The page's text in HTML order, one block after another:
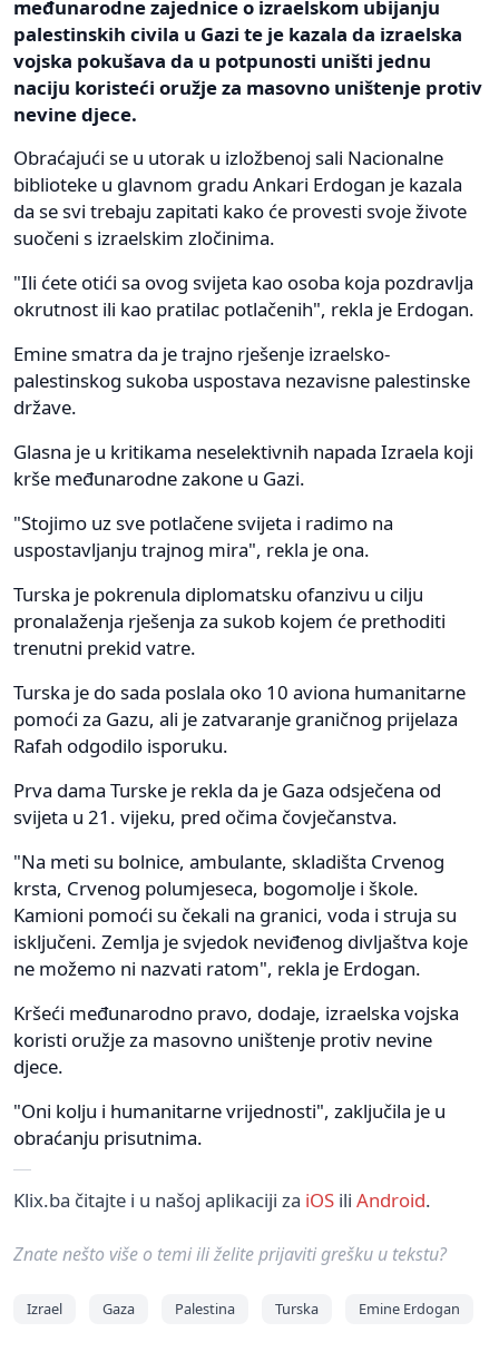
međunarodne zajednice o izraelskom ubijanju
palestinskih civila u Gazi te je kazala da izraelska
vojska pokušava da u potpunosti uništi jednu
naciju koristeći oružje za masovno uništenje protiv
nevine djece.
Obraćajući se u utorak u izložbenoj sali Nacionalne
biblioteke u glavnom gradu Ankari Erdogan je kazala
da se svi trebaju zapitati kako će provesti svoje živote
suočeni s izraelskim zločinima.
"Ili ćete otići sa ovog svijeta kao osoba koja pozdravlja
okrutnost ili kao pratilac potlačenih", rekla je Erdogan.
Emine smatra da je trajno rješenje izraelsko-
palestinskog sukoba uspostava nezavisne palestinske
države.
Glasna je u kritikama neselektivnih napada Izraela koji
krše međunarodne zakone u Gazi.
"Stojimo uz sve potlačene svijeta i radimo na
uspostavljanju trajnog mira", rekla je ona.
Turska je pokrenula diplomatsku ofanzivu u cilju
pronalaženja rješenja za sukob kojem će prethoditi
trenutni prekid vatre.
Turska je do sada poslala oko 10 aviona humanitarne
pomoći za Gazu, ali je zatvaranje graničnog prijelaza
Rafah odgodilo isporuku.
Prva dama Turske je rekla da je Gaza odsječena od
svijeta u 21. vijeku, pred očima čovječanstva.
"Na meti su bolnice, ambulante, skladišta Crvenog
krsta, Crvenog polumjeseca, bogomolje i škole.
Kamioni pomoći su čekali na granici, voda i struja su
isključeni. Zemlja je svjedok neviđenog divljaštva koje
ne možemo ni nazvati ratom", rekla je Erdogan.
Kršeći međunarodno pravo, dodaje, izraelska vojska
koristi oružje za masovno uništenje protiv nevine
djece.
"Oni kolju i humanitarne vrijednosti", zaključila je u
obraćanju prisutnima.
Klix.ba čitajte i u našoj aplikaciji za iOS ili Android.
Znate nešto više o temi ili želite prijaviti grešku u tekstu?
Izrael Gaza Palestina Turska Emine Erdogan